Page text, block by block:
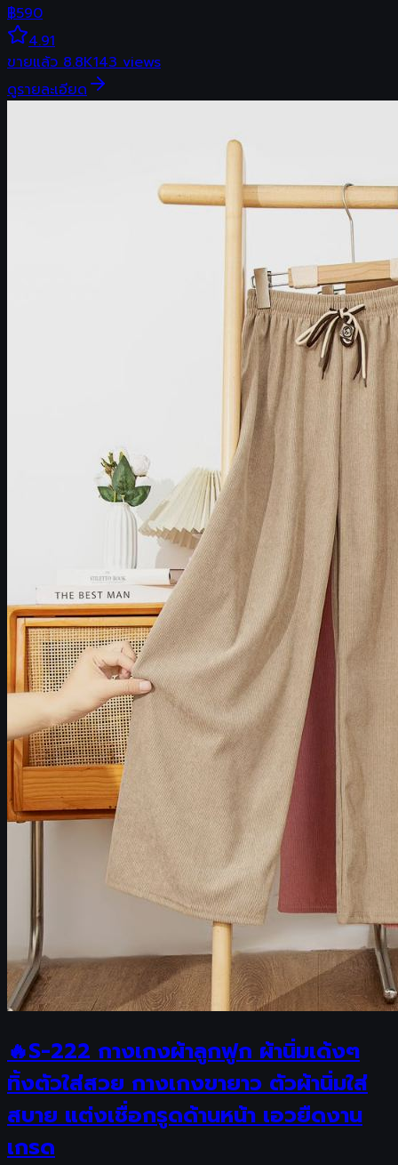
฿590
4.91
ขายแล้ว8.8K143views
ดูรายละเอียด
🔥S-222 กางเกงผ้าลูกฟูก ผ้านิ่มเด้งๆ
ทิ้งตัวใส่สวย กางเกงขายาว ตัวผ้านิ่มใส่
สบาย แต่งเชื่อกรูดด้านหน้า เอวยืดงาน
เกรด